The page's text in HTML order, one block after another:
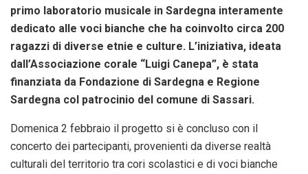
primo laboratorio musicale in Sardegna interamente
dedicato alle voci bianche che ha coinvolto circa 200
ragazzi di diverse etnie e culture. L’iniziativa, ideata
dall’Associazione corale “Luigi Canepa”, è stata
finanziata da Fondazione di Sardegna e Regione
Sardegna col patrocinio del comune di Sassari.
Domenica 2 febbraio il progetto si è concluso con il
concerto dei partecipanti, provenienti da diverse realtà
culturali del territorio tra cori scolastici e di voci bianche